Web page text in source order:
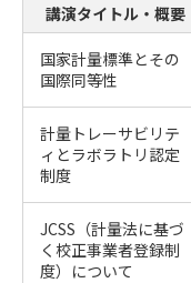
講演タイトル・概要
国家計量標準とその
国際同等性
計量トレーサビリテ
ィとラボラトリ認定
制度
JCSS（計量法に基づ
く校正事業者登録制
度）について